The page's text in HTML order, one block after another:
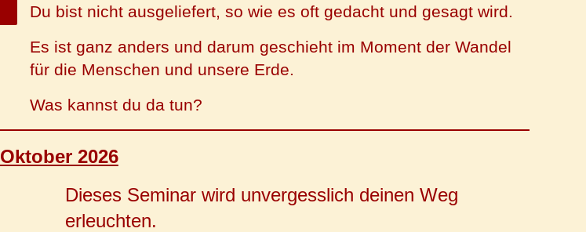
Du bist nicht ausgeliefert, so wie es oft gedacht und gesagt wird.
Es ist ganz anders und darum geschieht im Moment der Wandel
für die Menschen und unsere Erde.
Was kannst du da tun?
Oktober 2026
Dieses Seminar wird unvergesslich deinen Weg
erleuchten.